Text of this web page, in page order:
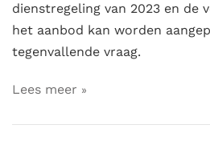
dienstregeling van 2023 en de
het aanbod kan worden
tegenvallende vraag.
Lees meer